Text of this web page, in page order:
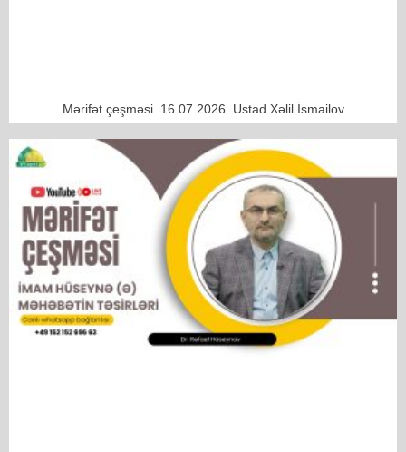
Mərifət çeşməsi. 16.07.2026. Ustad Xəlil İsmailov